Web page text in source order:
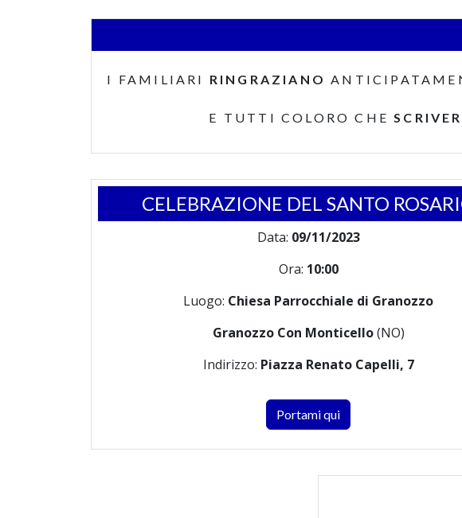
I FAMILIARI RINGRAZIANO
E TUTTI COLORO CHE
CELEBRAZIONE DEL SANTO
Data: 09/11/2023
Ora: 10:00
Luogo: Chiesa Parrocchiale di Granozzo
Granozzo Con Monticello(NO)
Indirizzo: Piazza Renato Capelli, 7
Portami qui